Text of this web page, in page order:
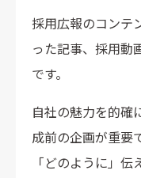
採用広報のコンテ
った記事、採用動
です。
自社の魅力を的確
成前の企画が重要
「どのように」